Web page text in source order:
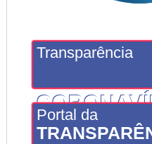
Transparência
Portal da